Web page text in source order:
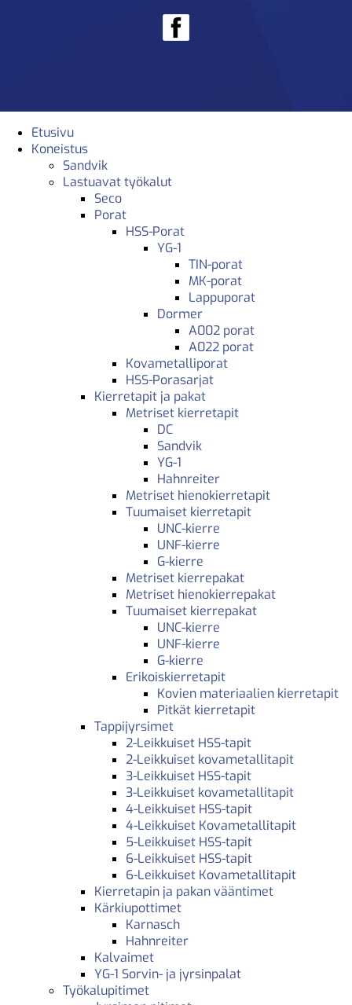
Etusivu
Koneistus
Sandvik
Lastuavat työkalut
Seco
Porat
HSS-Porat
YG-1
TIN-porat
MK-porat
Lappuporat
Dormer
A002 porat
A022 porat
Kovametalliporat
HSS-Porasarjat
Kierretapit ja pakat
Metriset kierretapit
DC
Sandvik
YG-1
Hahnreiter
Metriset hienokierretapit
Tuumaiset kierretapit
UNC-kierre
UNF-kierre
G-kierre
Metriset kierrepakat
Metriset hienokierrepakat
Tuumaiset kierrepakat
UNC-kierre
UNF-kierre
G-kierre
Erikoiskierretapit
Kovien materiaalien kierretapit
Pitkät kierretapit
Tappijyrsimet
2-Leikkuiset HSS-tapit
2-Leikkuiset kovametallitapit
3-Leikkuiset HSS-tapit
3-Leikkuiset kovametallitapit
4-Leikkuiset HSS-tapit
4-Leikkuiset Kovametallitapit
5-Leikkuiset HSS-tapit
6-Leikkuiset HSS-tapit
6-Leikkuiset Kovametallitapit
Kierretapin ja pakan vääntimet
Kärkiupottimet
Karnasch
Hahnreiter
Kalvaimet
YG-1 Sorvin- ja jyrsinpalat
Työkalupitimet